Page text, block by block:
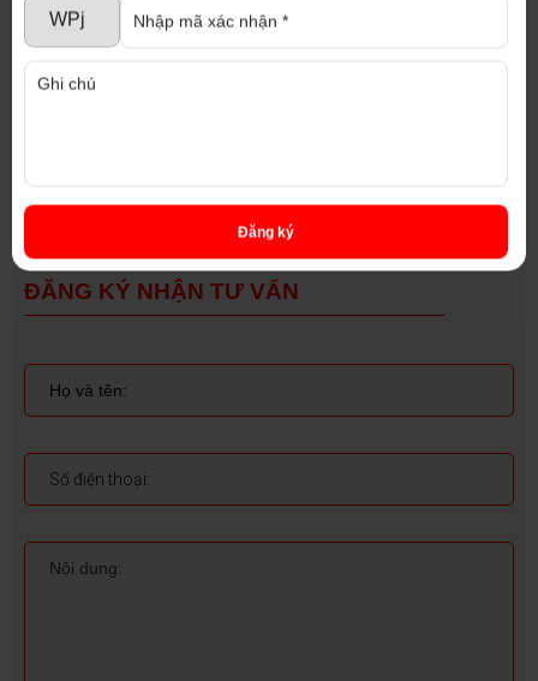
Website : nhaxuongmiendong.com, diaoccaophat.com
Chúng tôi cam kết tư vấn nhiệt tình, hoàn toàn miễn
phí với đội ngũ nhân viên chuyên nghiệp và tận tâm
ĐĂNG KÝ NHẬN TƯ VẤN
Đăng ký